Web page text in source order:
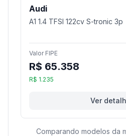
Audi
A1 1.4 TFSI 122cv S-tronic 3p
Valor FIPE
R$ 65.358
R$ 1.235
Ver
Comparando modelos da